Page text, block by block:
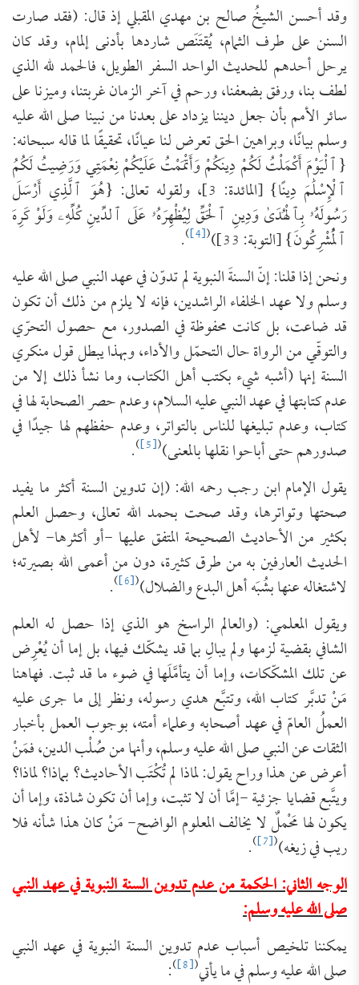
وقد أحسن الشيخُ صالح بن مهدي المقبلي إذ قال: (فقد صارت
السنن على طرف الثمام، يُقتَنَص شاردها بأدنى إلمام، وقد كان
يرحل أحدهم للحديث الواحد السفر الطويل، فالحمد لله الذي
لطف بنا، ورفق بضعفنا، ورحم في آخر الزمان غربتنا، وميزنا على
سائر الأمم بأن جعل ديننا يزداد على بعدنا من نبينا صلى الله عليه
وسلم بيانًا، وبراهين الحق تعرض لنا عيانًا، تحقيقًا لما قاله سبحانه:
{‌ٱلْيَوْمَ ‌أَكْمَلْتُ ‌لَكُمْ ‌دِينَكُمْ ‌وَأَتْمَمْتُ ‌عَلَيْكُمْ ‌نِعْمَتِي ‌وَرَضِيتُ ‌لَكُمُ
‌ٱلْإِسْلَٰمَ ‌دِينًا} [المائدة: 3]، ولقوله تعالى: {هُوَ ‌ٱلَّذِي ‌أَرْسَلَ
‌رَسُولَهُۥ بِٱلْهُدَىٰ وَدِينِ ٱلْحَقِّ لِيُظْهِرَهُۥ عَلَى ٱلدِّينِ كُلِّهِۦ وَلَوْ كَرِهَ
ٱلْمُشْرِكُونَ} [التوبة: 33]) (
[4]
)
.
ونحن إذا قلنا: إنّ السنةَ النبوية لم تدوّن في عهد النبي صلى الله عليه
وسلم ولا عهد الخلفاء الراشدين، فإنه لا يلزم من ذلك أن تكون
قد ضاعت، بل كانت محفوظة في الصدور، مع حصول التحرّي
والتوقّي من الرواة حال التحمّل والأداء، وبهذا يبطل قول منكري
السنة إنها (أشبه شيء بكتب أهل الكتاب، وما نشأ ذلك إلا من
عدم كتابتها في عهد النبي عليه السلام، وعدم حصر الصحابة لها في
كتاب، وعدم تبليغها للناس بالتواتر، وعدم حفظهم لها جيدًا في
صدورهم حتى أباحوا نقلها بالمعنى)(
[5]
)
.
يقول الإمام ابن رجب رحمه الله: (إن تدوين السنة أكثر ما يفيد
صحتها وتواترها، وقد صحت بحمد الله تعالى، وحصل العلم
بكثير من الأحاديث الصحيحة المتفق عليها -أو أكثرها- لأهل
الحديث العارفين به من طرق كثيرة، دون من أعمى الله بصيرته؛
لاشتغاله عنها بشُبَه أهل البدع والضلال)(
[6]
)
.
ويقول المعلمي: (والعالم الراسخ هو الذي إذا حصل له العلم
الشافي بقضية لزمها ولم يبالِ بما قد يشكّك فيها، بل إما أن يُعْرِض
عن تلك المشكّكات، وإما أن يتأمَّلَها في ضوء ما قد ثبت. فهاهنا
مَنْ تدبَّر كتاب الله، وتتبَّع هدي رسوله، ونظر إلى ما جرى عليه
العملُ العامّ في عهد أصحابه وعلماء أمته، بوجوب العمل بأخبار
الثقات عن النبي صلى الله عليه وسلم، وأنها من صُلْب الدين، فمَنْ
أعرض عن هذا وراح يقول: لماذا لم تُكْتَب الأحاديث؟ بماذا؟ لماذا؟
ويتَّبع قضايا جزئية -إمَّا أن لا تثبت، وإما أن تكون شاذة، وإما أن
يكون لها مَحْملٌ لا يخالف المعلوم الواضح- مَنْ كان هذا شأنه فلا
ريب في زيغه)(
[7]
)
.
الوجه الثاني: الحكمة من عدم تدوين السنة النبوية في عهد النبي
صلى الله عليه وسلم:
يمكننا تلخيص أسباب عدم تدوين السنة النبوية في عهد النبي
صلى الله عليه وسلم في ما يأتي(
[8]
)
: